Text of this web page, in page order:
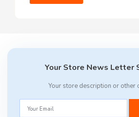
Your Store News Letter
Your store description or other